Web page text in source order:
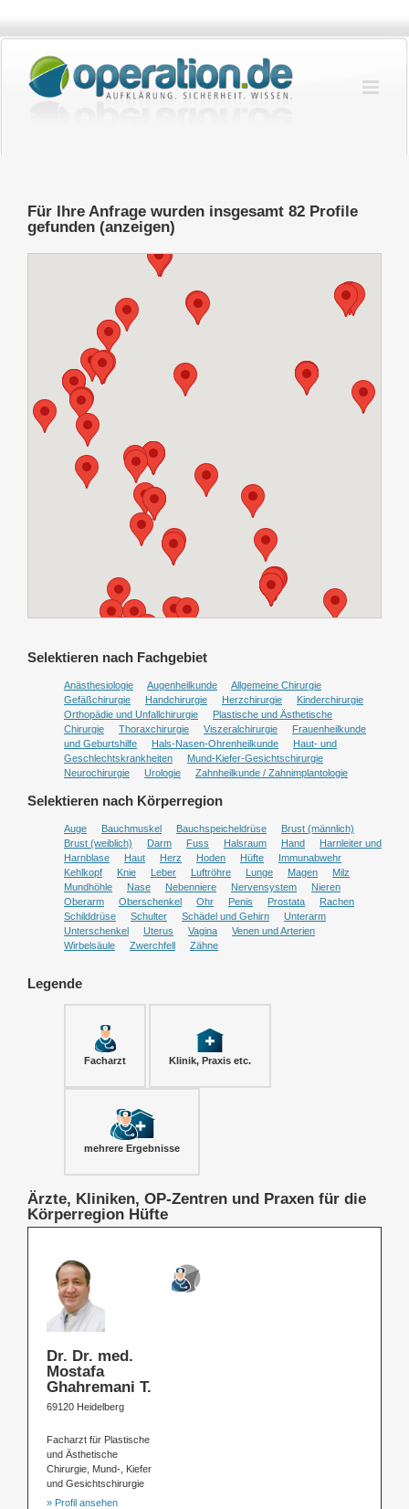
springen
Für Ihre Anfrage wurden insgesamt 82 Profile
gefunden (anzeigen)
Selektieren nach Fachgebiet
Anästhesiologie Augenheilkunde
Allgemeine Chirurgie
Gefäßchirurgie
Handchirurgie Herzchirurgie
Kinderchirurgie
Orthopädie und Unfallchirurgie
Plastische und Ästhetische
Chirurgie
Thoraxchirurgie Viszeralchirurgie
Frauenheilkunde
und Geburtshilfe
Hals-Nasen-Ohrenheilkunde
Haut- und
Geschlechtskrankheiten
Mund-Kiefer-Gesichtschirurgie
Neurochirurgie
Urologie Zahnheilkunde / Zahnimplantologie
Selektieren nach Körperregion
Auge Bauchmuskel Bauchspeicheldrüse
Brust (männlich)
Brust (weiblich)
Darm Fuss Halsraum Hand
Harnleiter und
Harnblase
Haut Herz Hoden Hüfte
Immunabwehr
Kehlkopf
Knie Leber Luftröhre Lunge Magen
Milz
Mundhöhle
Nase Nebenniere Nervensystem
Nieren
Oberarm
Oberschenkel Ohr Penis Prostata
Rachen
Schilddrüse
Schulter Schädel und Gehirn
Unterarm
Unterschenkel
Uterus Vagina
Venen und Arterien
Wirbelsäule
Zwerchfell Zähne
Legende
Facharzt Klinik, Praxis etc.
mehrere Ergebnisse
Ärzte, Kliniken, OP-Zentren und Praxen für die
Körperregion Hüfte
Dr. Dr. med.
Mostafa
Ghahremani T.
69120 Heidelberg
Facharzt für Plastische
und Ästhetische
Chirurgie, Mund-, Kiefer
und Gesichtschirurgie
» Profil ansehen